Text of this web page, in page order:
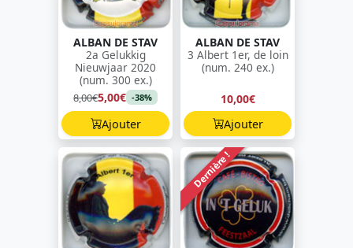
ALBAN DE STAV
2a Gelukkig
Nieuwjaar 2020
(num. 300 ex.)
8,00€5,00€ -38%
Ajouter
ALBAN DE STAV
3 Albert 1er, de loin
(num. 240 ex.)
10,00€
Ajouter
Dernière !